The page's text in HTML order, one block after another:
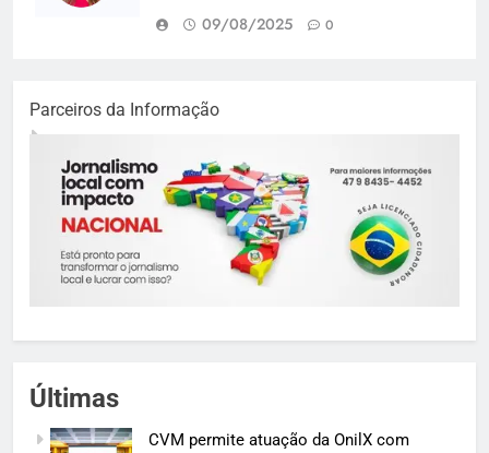
09/08/2025
0
Parceiros da Informação
Últimas
CVM permite atuação da OnilX com